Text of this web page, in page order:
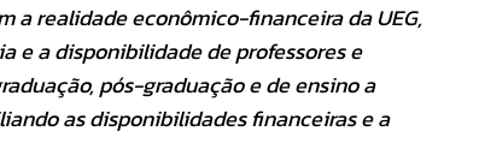
a realidade econômico-financeira da UEG,
e a disponibilidade de professores e
pós-graduação e de ensino a
as disponibilidades financeiras e a